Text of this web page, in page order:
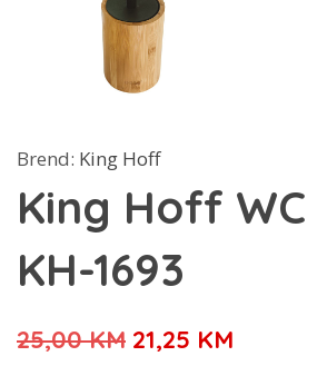
Brend: King Hoff
King Hoff
KH-1693
25,00KM Izvorna
21,25 KM